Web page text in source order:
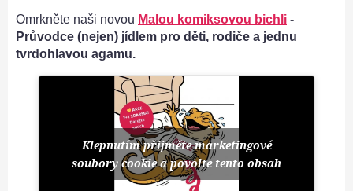
Omrkněte naši novou Malou komiksovou bichli -
Průvodce (nejen) jídlem pro děti, rodiče a jednu
tvrdohlavou agamu.
Klepnutím přijměte marketingové
soubory cookie a povolte tento obsah